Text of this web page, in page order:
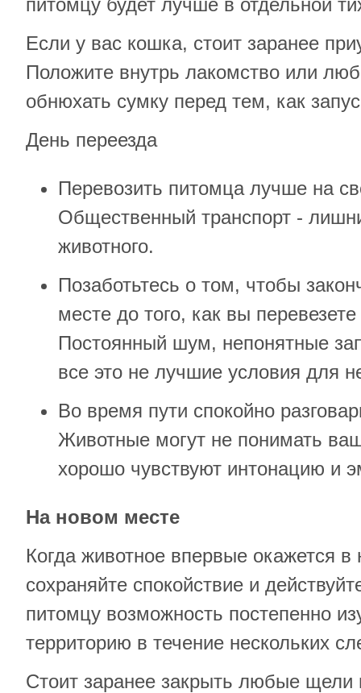
питомцу будет лучше в отдельной
Если у вас кошка, стоит заранее
Положите внутрь лакомство или
обнюхать сумку перед тем, как
День переезда
Перевозить питомца лучше на
Общественный транспорт -
животного.
Позаботьтесь о том, чтобы
месте до того, как вы
Постоянный шум, непонятные
все это не лучшие условия для
Во время пути спокойно
Животные могут не понимать
хорошо чувствуют интонацию и
На новом месте
Когда животное впервые окажется
сохраняйте спокойствие и
питомцу возможность постепенно
территорию в течение нескольких
Стоит заранее закрыть любые щели